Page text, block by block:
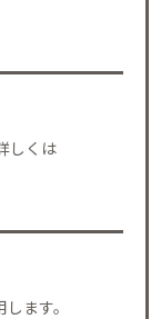
しくは
ます。